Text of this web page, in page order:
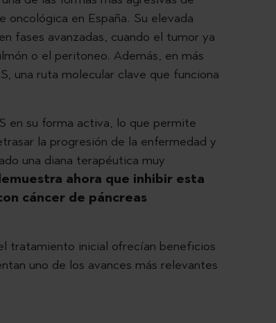
oncológica en España. Su elevada
fases avanzadas, cuando el tumor ya
o el peritoneo. Además, en más
una ruta molecular clave que funciona
en su forma activa, lo que permite
la progresión de la enfermedad y
una diana terapéutica muy
ahora que inhibir esta
cáncer de páncreas
tratamiento inicial ofrecían beneficios
uno de los avances más relevantes